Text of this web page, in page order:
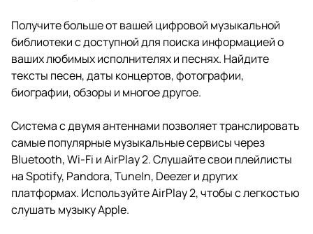
Получите больше от вашей цифровой музыкальной
библиотеки с доступной для поиска информацией о
ваших любимых исполнителях и песнях. Найдите
тексты песен, даты концертов, фотографии,
биографии, обзоры и многое другое.
Система с двумя антеннами позволяет транслировать
самые популярные музыкальные сервисы через
Bluetooth, Wi-Fi и AirPlay 2. Слушайте свои плейлисты
на Spotify, Pandora, TuneIn, Deezer и других
платформах. Используйте AirPlay 2, чтобы с легкостью
слушать музыку Apple.